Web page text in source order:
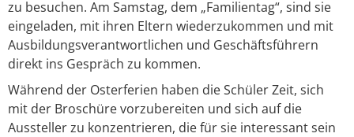
zu besuchen. Am Samstag, dem „Familientag“, sind sie
eingeladen, mit ihren Eltern wiederzukommen und mit
Ausbildungsverantwortlichen und Geschäftsführern
direkt ins Gespräch zu kommen.
Während der Osterferien haben die Schüler Zeit, sich
mit der Broschüre vorzubereiten und sich auf die
Aussteller zu konzentrieren, die für sie interessant sein